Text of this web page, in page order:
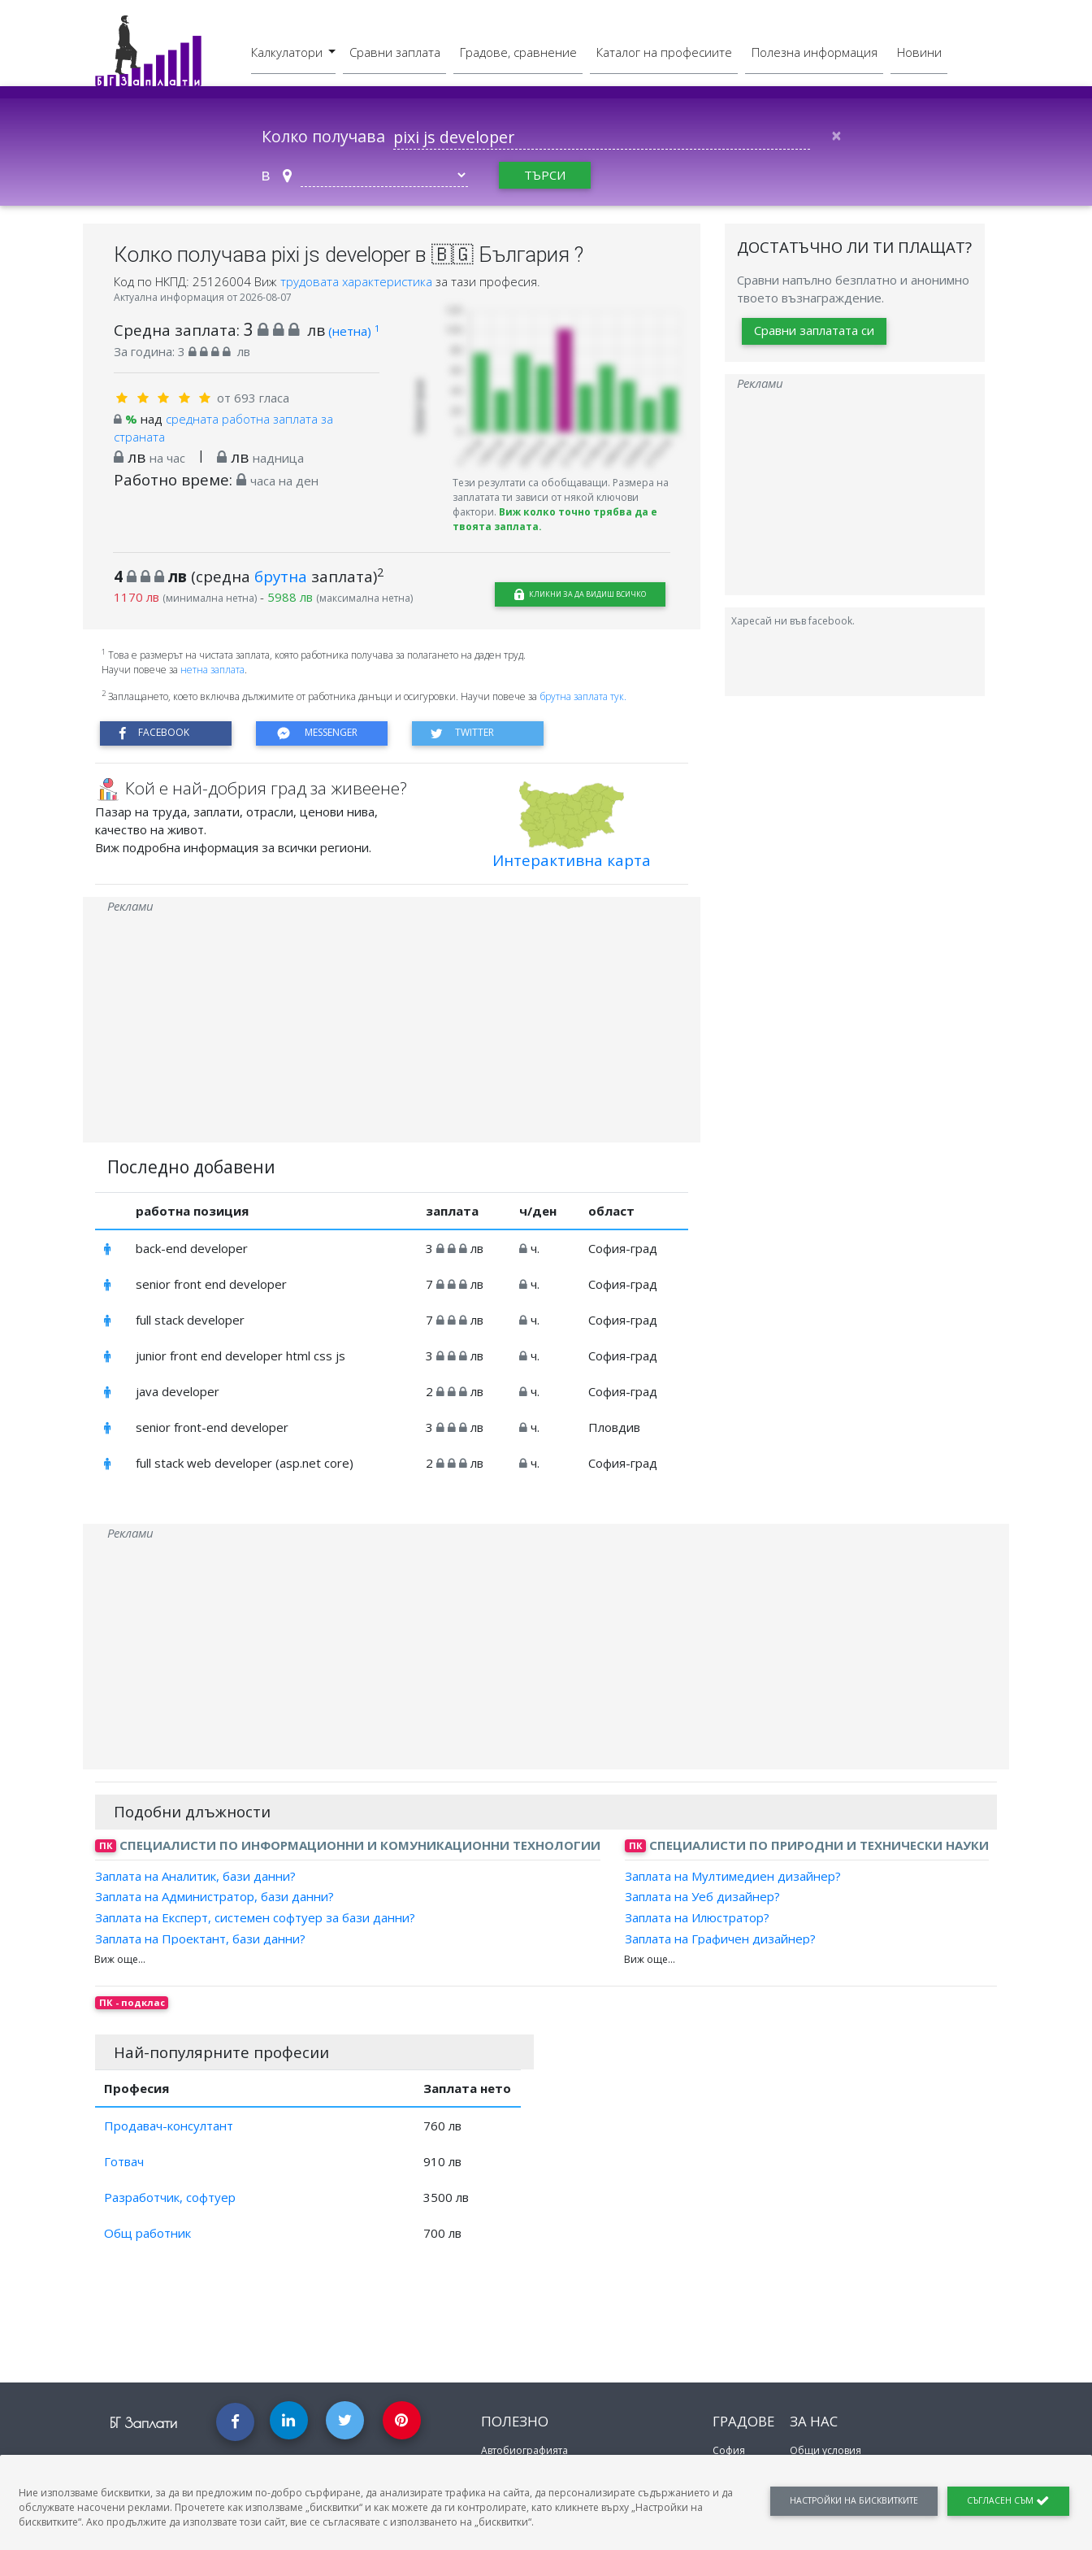
Калкулатори Сравни заплата Градове, сравнение Каталог на професиите Полезна информация Новини
Колко получава ×
в ТЪРСИ
Колко получава pixi js developer в 🇧🇬 България ?
Код по НКПД: 25126004Виж трудовата характеристика за тази професия.
Актуална информация от 2026-08-07
Средна заплата: 3 лв (нетна) 1
За година: 3 лв
от 693 гласа
% над средната работна заплата за
страната
лв на час | лв надница
Работно време: часа на ден
Тези резултати са обобщаващи. Размера на
заплатата ти зависи от някой ключови
фактори. Виж колко точно трябва да е
твоята заплата.
4 лв (средна брутна заплата)2
1170 лв (минимална нетна)- 5988 лв (максимална нетна) КЛИКНИ ЗА ДА ВИДИШ ВСИЧКО
1 Това е размерът на чистата заплата, която работника получава за полагането на даден труд.
Научи повече за нетна заплата.
2Заплащането, което включва дължимите от работника данъци и осигуровки. Научи повече за брутна заплата тук.
Кой е най-добрия град за живеене?
Пазар на труда, заплати, отрасли, ценови нива,
качество на живот.
Виж подробна информация за всички региони.
Интерактивна карта
Реклами
Последно добавени
работна позиция заплата ч/ден област
back-end developer 3 лв ч. София-град
senior front end developer 7 лв ч. София-град
full stack developer 7 лв ч. София-град
junior front end developer html css js 3 лв ч. София-град
java developer 2 лв ч. София-град
senior front-end developer 3 лв ч. Пловдив
full stack web developer (asp.net core) 2 лв ч. София-град
ДОСТАТЪЧНО ЛИ ТИ ПЛАЩАТ?
Сравни напълно безплатно и анонимно
твоето възнаграждение.
Сравни заплатата си
Реклами
Харесай ни във facebook.
Реклами
Подобни длъжности
ПК СПЕЦИАЛИСТИ ПО ИНФОРМАЦИОННИ И КОМУНИКАЦИОННИ ТЕХНОЛОГИИ
Заплата на Аналитик, бази данни?
Заплата на Администратор, бази данни?
Заплата на Експерт, системен софтуер за бази данни?
Заплата на Проектант, бази данни?
Заплата на Програмист, бази данни?
ПК СПЕЦИАЛИСТИ ПО ПРИРОДНИ И ТЕХНИЧЕСКИ НАУКИ
Заплата на Мултимедиен дизайнер?
Заплата на Уеб дизайнер?
Заплата на Илюстратор?
Заплата на Графичен дизайнер?
Заплата на Дизайнер, печатни издания?
ПК - подклас
Най-популярните професии
Професия Заплата нето
Продавач-консултант 760 лв
Готвач 910 лв
Разработчик, софтуер 3500 лв
Общ работник 700 лв
БГ Заплати
Новини, законови нормативи, кариерно ориентиране. Списък на всички професии и
трудови характеристики. Минимален облагаем доход. Калкулатор заплата бруто-нето /
нето-бруто. Статистики, развитие на пазара на труда.
ПОЛЕЗНО
Автобиографията
МОД
ГРАДОВЕ
София
Русе
ЗА НАС
Общи условия
Контакти
Ние използваме бисквитки, за да ви предложим по-добро сърфиране, да анализирате трафика на сайта, да персонализирате съдържанието и да
обслужвате насочени реклами. Прочетете как използваме „бисквитки“ и как можете да ги контролирате, като кликнете върху „Настройки на
бисквитките“. Ако продължите да използвате този сайт, вие се съгласявате с използването на „бисквитки“.
НАСТРОЙКИ НА БИСКВИТКИТЕ СЪГЛАСЕН СЪМ